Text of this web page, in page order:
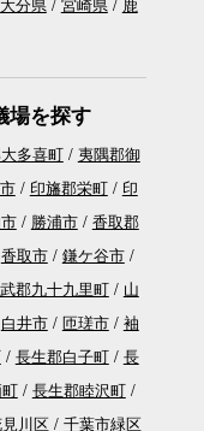
大分県 宮崎県
鹿
場を探す
多喜町
夷隅郡御
印旛郡栄町
印
勝浦市
香取郡
香取市
鎌ケ谷市
郡九十九里町
山
白井市 匝瑳市
袖
長生郡白子町
長
長生郡睦沢町
川区
千葉市緑区